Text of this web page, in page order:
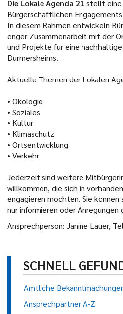
Die Lokale Agenda 21 stellt eine
Bürgerschaftlichen Engagements
In diesem Rahmen entwickeln
enger Zusammenarbeit mit der
und Projekte für eine
Durmersheims.
Aktuelle Themen der Lokalen
• Ökologie
• Soziales
• Kultur
• Klimaschutz
• Ortsentwicklung
• Verkehr
Jederzeit sind weitere
willkommen, die sich in
engagieren möchten. Sie
nur informieren oder Anregungen
Ansprechperson: Janine Lauer,
SCHNELL
Amtliche
Ansprechpartner A-Z